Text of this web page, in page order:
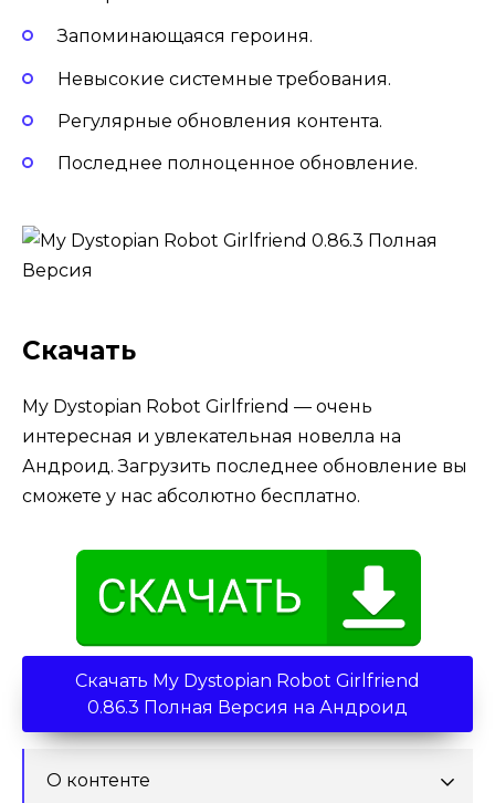
Запоминающаяся героиня.
Невысокие системные требования.
Регулярные обновления контента.
Последнее полноценное обновление.
Скачать
My Dystopian Robot Girlfriend — очень
интересная и увлекательная новелла на
Андроид. Загрузить последнее обновление вы
сможете у нас абсолютно бесплатно.
Скачать My Dystopian Robot Girlfriend
0.86.3 Полная Версия на Андроид
О контенте